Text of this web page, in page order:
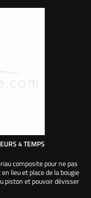
4 TEMPS
composite pour ne pas
lieu et place de la bougie
piston et pouvoir dévisser
retirer l'embrayage ou